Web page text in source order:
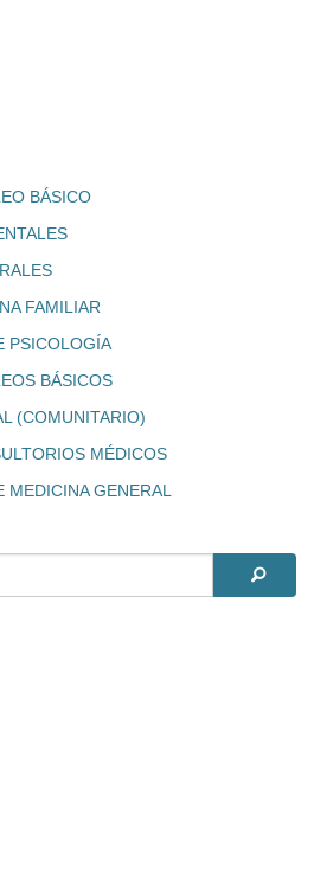
BÁSICO
FAMILIAR
PSICOLOGÍA
BÁSICOS
(COMUNITARIO)
MÉDICOS
MEDICINA GENERAL